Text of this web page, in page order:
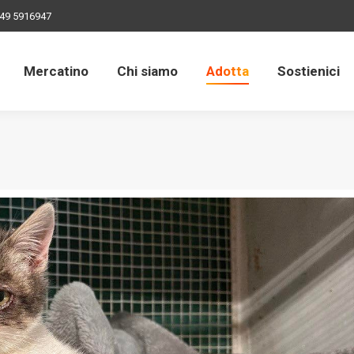
5916947
Mercatino Chi siamo Adotta Sostienici